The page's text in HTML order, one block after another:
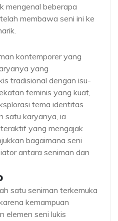
mengenal beberapa
membawa seni ini ke
kontemporer yang
yang
tradisional dengan isu-
feminis yang kuat,
tema identitas
satu karyanya, ia
yang mengajak
bagaimana seni
antara seniman dan
satu seniman terkemuka
kemampuan
elemen seni lukis